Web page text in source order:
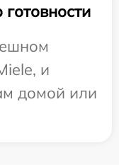
и
домой или